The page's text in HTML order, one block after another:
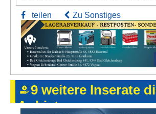
teilen Zu Sonstiges
9 weitere Inserate
Anbieters